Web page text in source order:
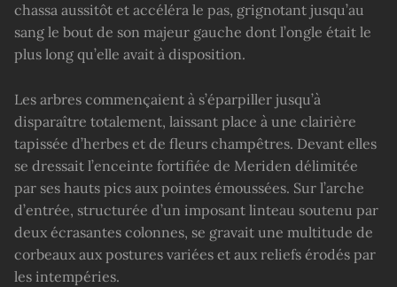
chassa aussitôt et accéléra le pas, grignotant jusqu’au
sang le bout de son majeur gauche dont l’ongle était le
plus long qu’elle avait à disposition.
Les arbres commençaient à s’éparpiller jusqu’à
disparaître totalement, laissant place à une clairière
tapissée d’herbes et de fleurs champêtres. Devant elles
se dressait l’enceinte fortifiée de Meriden délimitée
par ses hauts pics aux pointes émoussées. Sur l’arche
d’entrée, structurée d’un imposant linteau soutenu par
deux écrasantes colonnes, se gravait une multitude de
corbeaux aux postures variées et aux reliefs érodés par
les intempéries.